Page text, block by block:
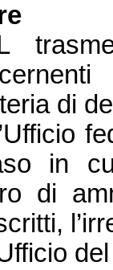
di
Ufficio
in
di
l’